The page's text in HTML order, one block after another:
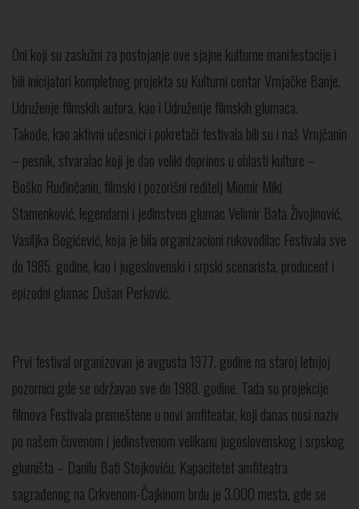
Oni koji su zaslužni za postojanje ove sjajne kulturne manifestacije i
bili inicijatori kompletnog projekta su Kulturni centar Vrnjačke Banje,
Udruženje filmskih autora, kao i Udruženje filmskih glumaca.
Takođe, kao aktivni učesnici i pokretači festivala bili su i naš Vrnjčanin
– pesnik, stvaralac koji je dao veliki doprinos u oblasti kulture –
Boško Ruđinčanin, filmski i pozorišni reditelj Miomir Miki
Stamenković, legendarni i jedinstven glumac Velimir Bata Živojinović,
Vasiljka Bogićević, koja je bila organizacioni rukovodilac Festivala sve
do 1985. godine, kao i jugoslovenski i srpski scenarista, producent i
epizodni glumac Dušan Perković.
Prvi festival organizovan je avgusta 1977. godine na staroj letnjoj
pozornici gde se održavao sve do 1988. godine. Tada su projekcije
filmova Festivala premeštene u novi amfiteatar, koji danas nosi naziv
po našem čuvenom i jedinstvenom velikanu jugoslovenskog i srpskog
glumišta – Danilu Bati Stojkoviću. Kapacitetet amfiteatra
sagrađenog na Crkvenom-Čajkinom brdu je 3.000 mesta, gde se